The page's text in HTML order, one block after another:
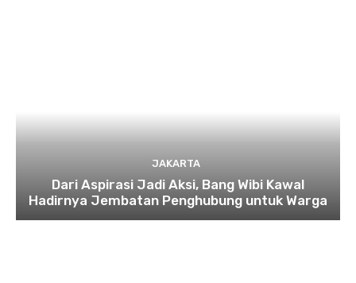
JAKARTA
Dari Aspirasi Jadi Aksi, Bang Wibi Kawal
Hadirnya Jembatan Penghubung untuk Warga